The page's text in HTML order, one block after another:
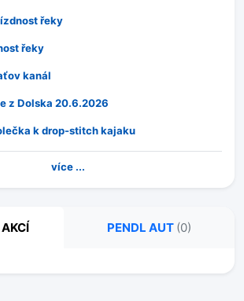
řeky
řeky
kanál
z Dolska 20.6.2026
k drop-stitch kajaku
více ...
PENDL AUT (0)